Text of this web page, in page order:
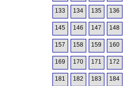
133 134 135 136
145 146 147 148
157 158 159 160
169 170 171 172
181 182 183 184